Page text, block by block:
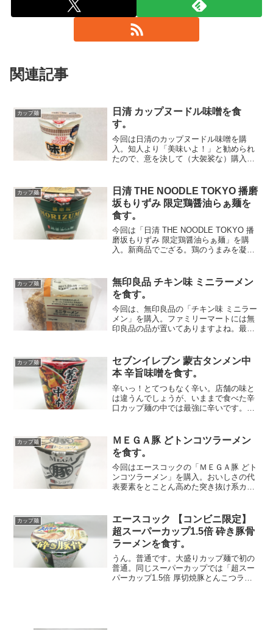
関連記事
カップ麺
日清 カップヌードル味噌を食
す。
今回は日清のカップヌードル味噌を購
入。知人より「美味いよ！」と勧められ
たので、意を決して（大袈裟な）購入し
カップ麺
日清 THE NOODLE TOKYO 播磨
坂もりずみ 限定鶏醤油らぁ麺を
食す。
今回は「日清 THE NOODLE TOKYO 播
磨坂もりずみ 限定鶏醤油らぁ麺」を購
入。新商品でござる。鶏のうまみを凝縮
もりずみ」監修。お店の人気メニュー
「醤油...
カップ麺
無印良品 チキン味 ミニラーメン
を食す。
今回は、無印良品の「チキン味 ミニラー
メン」を購入。ファミリーマートには無
印良品の品が置いてありますよね。最
した。ラーメンとしてはもちろん、その
ままでおつまみとしてもお...
カップ麺
セブンイレブン 蒙古タンメン中
本 辛旨味噌を食す。
辛いっ！とてつもなく辛い。店舗の味と
は違うんでしょうが、いままで食べた辛
口カップ麺の中では最強に辛いです。と
リ。満足感のある一品です。
カップ麺
ＭＥＧＡ豚 どトンコツラーメン
を食す。
今回はエースコックの「ＭＥＧＡ豚 どト
ンコツラーメン」を購入。おいしさの代
表要素をとことん高めた突き抜け系カッ
「豚」の旨みをMAXに高めた一杯！豚骨
ラーメンらしい歯切...
カップ麺
エースコック 【コンビニ限定】
超スーパーカップ1.5倍 砕き豚骨
ラーメンを食す。
うん。普通です。大盛りカップ麺で初の
普通。同じスーパーカップでは「超スー
パーカップ1.5倍 厚切焼豚とんこつラー